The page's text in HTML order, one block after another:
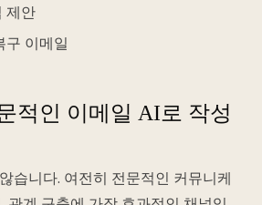
제안
구 이메일
적인 이메일 AI로 작성
습니다. 여전히 전문적인 커뮤니케